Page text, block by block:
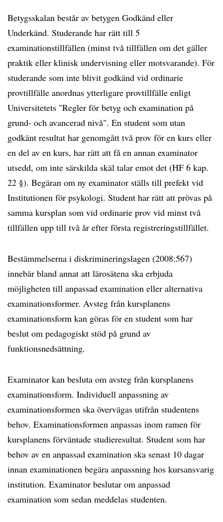
Betygsskalan består av betygen Godkänd eller
Underkänd. Studerande har rätt till 5
examinationstillfällen (minst två tillfällen om det gäller
praktik eller klinisk undervisning eller motsvarande). För
studerande som inte blivit godkänd vid ordinarie
provtillfälle anordnas ytterligare provtillfälle enligt
Universitetets "Regler för betyg och examination på
grund- och avancerad nivå". En student som utan
godkänt resultat har genomgått två prov för en kurs eller
en del av en kurs, har rätt att få en annan examinator
utsedd, om inte särskilda skäl talar emot det (HF 6 kap.
22 §). Begäran om ny examinator ställs till prefekt vid
Institutionen för psykologi. Student har rätt att prövas på
samma kursplan som vid ordinarie prov vid minst två
tillfällen upp till två år efter första registreringstillfället.
Bestämmelserna i diskrimineringslagen (2008:567)
innebär bland annat att lärosätena ska erbjuda
möjligheten till anpassad examination eller alternativa
examinationsformer. Avsteg från kursplanens
examinationsform kan göras för en student som har
beslut om pedagogiskt stöd på grund av
funktionsnedsättning.
Examinator kan besluta om avsteg från kursplanens
examinationsform. Individuell anpassning av
examinationsformen ska övervägas utifrån studentens
behov. Examinationsformen anpassas inom ramen för
kursplanens förväntade studieresultat. Student som har
behov av en anpassad examination ska senast 10 dagar
innan examinationen begära anpassning hos kursansvarig
institution. Examinator beslutar om anpassad
examination som sedan meddelas studenten.